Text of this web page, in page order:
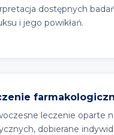
dostępnych
i jego powikłań.
leczenie oparte
dobierane